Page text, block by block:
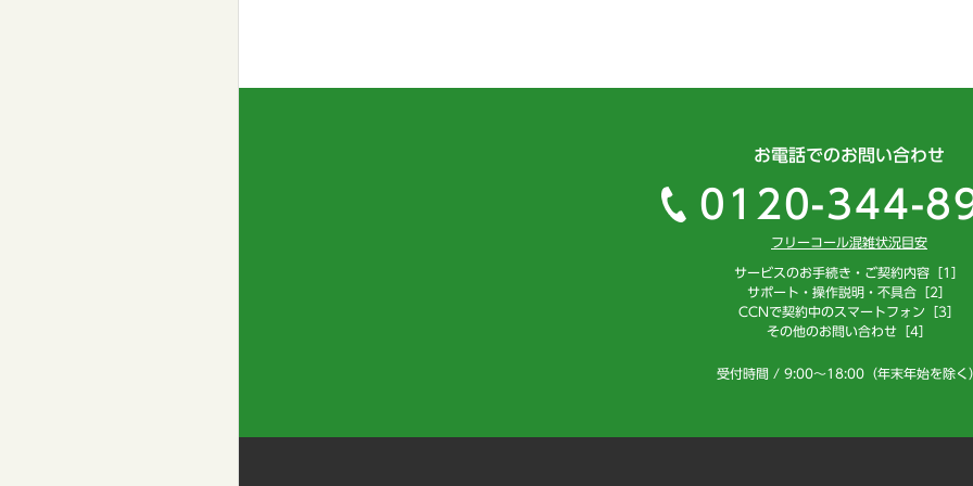
お電話でのお問い合わせ
0120-344-
フリーコール混雑状況目安
サービスのお手続き・ご契約内容［1］
サポート・操作説明・不具合［2］
CCNで契約中のスマートフォン［3］
その他のお問い合わせ［4］
受付時間 / 9:00～18:00（年末年始を除く